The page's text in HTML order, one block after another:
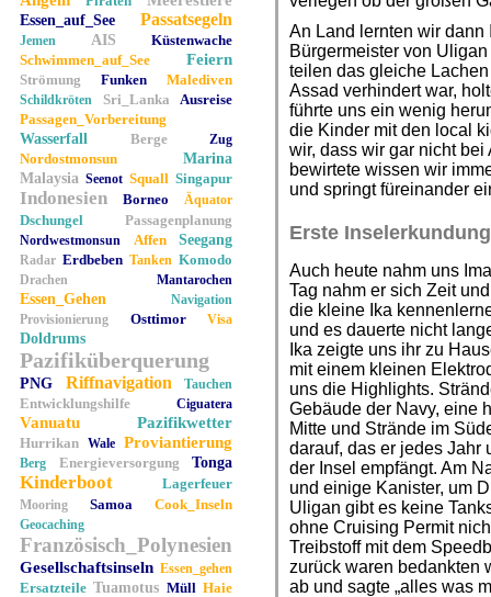
Essen_auf_See Passatsegeln
Jemen AIS
Küstenwache
Schwimmen_auf_See
Feiern
Strömung Funken Malediven
Schildkröten Sri_Lanka
Ausreise
Passagen_Vorbereitung
Wasserfall
Berge Zug
Nordostmonsun
Marina
Malaysia Seenot Squall Singapur
Indonesien Borneo Äquator
Dschungel Passagenplanung
Nordwestmonsun Affen Seegang
Radar Erdbeben Tanken Komodo
Drachen Mantarochen
Essen_Gehen
Navigation
Provisionierung
Osttimor Visa
Doldrums
Pazifiküberquerung
PNG Riffnavigation Tauchen
Entwicklungshilfe Ciguatera
Vanuatu Pazifikwetter
Hurrikan Wale Proviantierung
Berg Energieversorgung Tonga
Kinderboot Lagerfeuer
Mooring Samoa Cook_Inseln
Geocaching
Französisch_Polynesien
Gesellschaftsinseln Essen_gehen
Ersatzteile Tuamotus Müll Haie
An Land lernten wir dann
Bürgermeister von
teilen das gleiche
Assad verhindert war,
führte uns ein wenig
die Kinder mit den local
wir, dass wir gar nicht
bewirtete wissen wir
und springt füreinander
Erste Inselerkundung
Auch heute nahm uns
Tag nahm er sich Zeit
die kleine Ika
und es dauerte nicht
Ika zeigte uns ihr zu
mit einem kleinen
uns die Highlights.
Gebäude der Navy, eine
Mitte und Strände im
darauf, das er jedes Jahr
der Insel empfängt. Am
und einige Kanister, um
Uligan gibt es keine
ohne Cruising Permit
Treibstoff mit dem
zurück waren bedankten
ab und sagte „alles was